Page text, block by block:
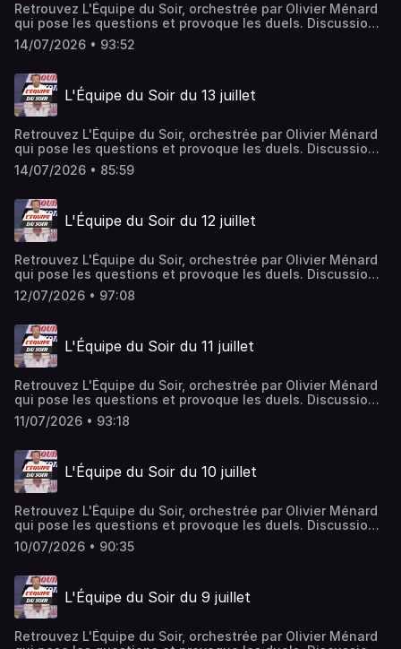
Retrouvez L'Équipe du Soir, orchestrée par Olivier Ménard
qui pose les questions et provoque les duels. Discussions
ardentes et débats passionnés rythment l'émission, le
tout avec une savante dose de partis pris et jamais de
ausha.co/politique-de-confidentialite pour plus
d'informations.
14/07/2026 • 93:52
L'Équipe du Soir du 13 juillet
Retrouvez L'Équipe du Soir, orchestrée par Olivier Ménard
qui pose les questions et provoque les duels. Discussions
ardentes et débats passionnés rythment l'émission, le
tout avec une savante dose de partis pris et jamais de
ausha.co/politique-de-confidentialite pour plus
d'informations.
14/07/2026 • 85:59
L'Équipe du Soir du 12 juillet
Retrouvez L'Équipe du Soir, orchestrée par Olivier Ménard
qui pose les questions et provoque les duels. Discussions
ardentes et débats passionnés rythment l'émission, le
tout avec une savante dose de partis pris et jamais de
ausha.co/politique-de-confidentialite pour plus
d'informations.
12/07/2026 • 97:08
L'Équipe du Soir du 11 juillet
Retrouvez L'Équipe du Soir, orchestrée par Olivier Ménard
qui pose les questions et provoque les duels. Discussions
ardentes et débats passionnés rythment l'émission, le
tout avec une savante dose de partis pris et jamais de
ausha.co/politique-de-confidentialite pour plus
d'informations.
11/07/2026 • 93:18
L'Équipe du Soir du 10 juillet
Retrouvez L'Équipe du Soir, orchestrée par Olivier Ménard
qui pose les questions et provoque les duels. Discussions
ardentes et débats passionnés rythment l'émission, le
tout avec une savante dose de partis pris et jamais de
ausha.co/politique-de-confidentialite pour plus
d'informations.
10/07/2026 • 90:35
L'Équipe du Soir du 9 juillet
Retrouvez L'Équipe du Soir, orchestrée par Olivier Ménard